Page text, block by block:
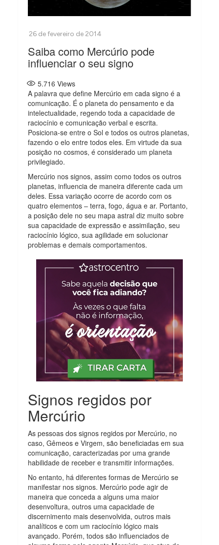
Saiba como Mercúrio pode
influenciar o seu signo
5.716 Views
A palavra que define Mercúrio em cada signo é a
comunicação. É o planeta do pensamento e da
intelectualidade, regendo toda a capacidade de
raciocínio e comunicação verbal e escrita.
Posiciona-se entre o Sol e todos os outros planetas,
fazendo o elo entre todos eles. Em virtude da sua
posição no cosmos, é considerado um planeta
privilegiado.
Mercúrio nos signos, assim como todos os outros
planetas, influencia de maneira diferente cada um
deles. Essa variação ocorre de acordo com os
quatro elementos – terra, fogo, água e ar. Portanto,
a posição dele no seu mapa astral diz muito sobre
sua capacidade de expressão e assimilação, seu
raciocínio lógico, sua agilidade em solucionar
problemas e demais comportamentos.
Signos regidos por
Mercúrio
As pessoas dos signos regidos por Mercúrio, no
caso, Gêmeos e Virgem, são beneficiadas em sua
comunicação, caracterizadas por uma grande
habilidade de receber e transmitir informações.
No entanto, há diferentes formas de Mercúrio se
manifestar nos signos. Mercúrio pode agir de
maneira que conceda a alguns uma maior
desenvoltura, outros uma capacidade de
discernimento mais desenvolvida, outros mais
analíticos e com um raciocínio lógico mais
avançado. Porém, todos são influenciados de